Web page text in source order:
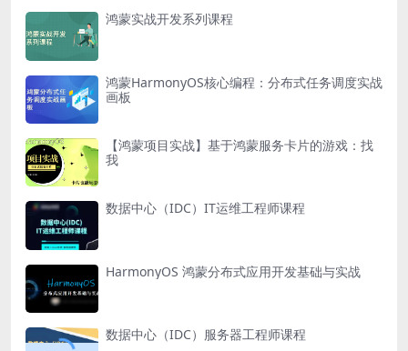
鸿蒙实战开发系列课程
鸿蒙HarmonyOS核心编程：分布式任务调度实战
画板
【鸿蒙项目实战】基于鸿蒙服务卡片的游戏：找
我
数据中心（IDC）IT运维工程师课程
HarmonyOS 鸿蒙分布式应用开发基础与实战
数据中心（IDC）服务器工程师课程